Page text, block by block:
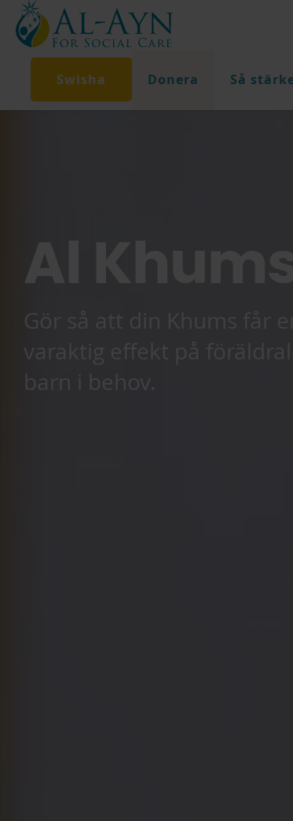
Swisha Donera Så
Al Khums
Gör så att din Khums får en
varaktig effekt på
barn i behov.